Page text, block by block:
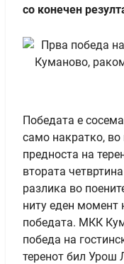
со конечен
Победата е
само накратко, во
предноста на
втората
разлика во
ниту еден
победата. МКК
победа на
теренот бил Урош